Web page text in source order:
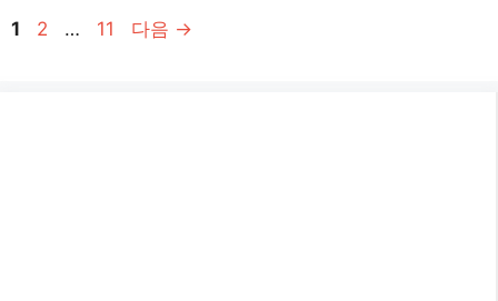
페
1
페
2 …
페
11 다음 →